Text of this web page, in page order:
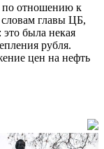
по отношению к
главы ЦБ,
это была некая
рубля.
цен на нефть